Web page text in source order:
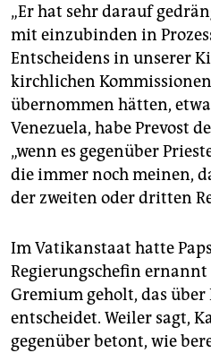
„Er hat sehr darauf
mit einzubinden in
Entscheidens in unserer
kirchlichen
übernommen hätten,
Venezuela, habe Prevost
„wenn es gegenüber
die immer noch meinen,
der zweiten oder dritten
Im Vatikanstaat hatte
Regierungschefin
Gremium geholt, das
entscheidet. Weiler sagt,
gegenüber betont, wie